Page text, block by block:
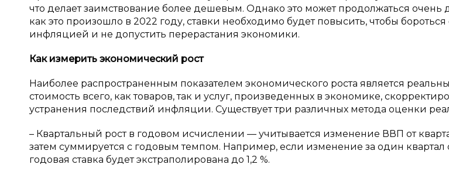
что делает заимствование более дешевым. Однако это может продолжаться очень
как это произошло в 2022 году, ставки необходимо будет повысить, чтобы
инфляцией и не допустить перерастания экономики.
Как измерить экономический рост
Наиболее распространенным показателем экономического роста является
стоимость всего, как товаров, так и услуг, произведенных в экономике,
устранения последствий инфляции. Существует три различных метода оценки
– Квартальный рост в годовом исчислении — учитывается изменение ВВП от
затем суммируется с годовым темпом. Например, если изменение за один квартал
годовая ставка будет экстраполирована до 1,2 %.